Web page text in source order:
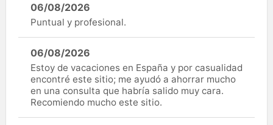
06/08/2026
Puntual y profesional.
06/08/2026
Estoy de vacaciones en España y por casualidad
encontré este sitio; me ayudó a ahorrar mucho
en una consulta que habría salido muy cara.
Recomiendo mucho este sitio.